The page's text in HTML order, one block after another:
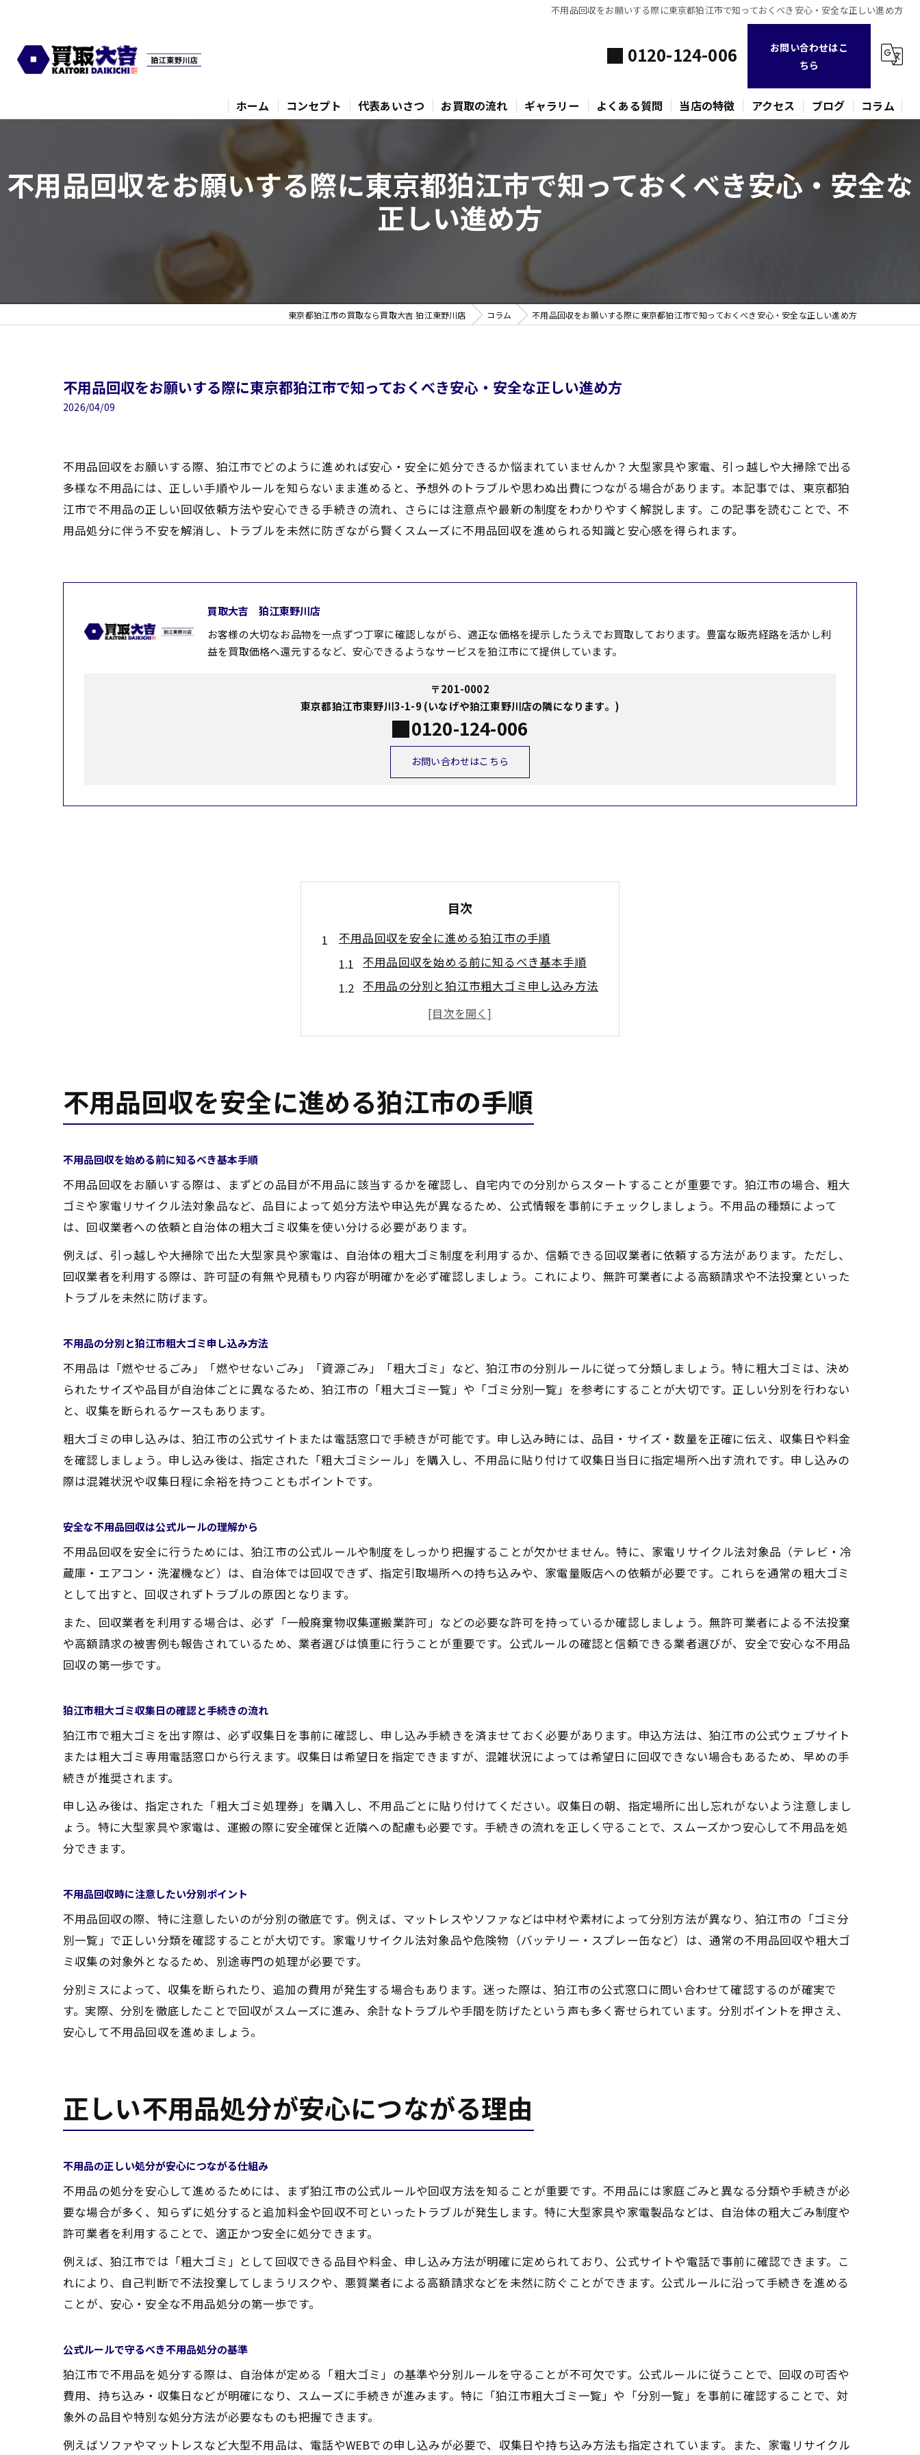
不用品回収をお願いする際に東京都狛江市で知っておくべき安心・安全な正しい進め方
0120-124-006
お問い合わせはこ
ちら
ホーム コンセプト 代表あいさつ お買取の流れ ギャラリー よくある質問 当店の特徴
時計
金貨
ネックレス
アクセス ブログ コラム
不用品回収をお願いする際に東京都狛江市で知っておくべき安心・安全な
正しい進め方
東京都狛江市の買取なら買取大吉 狛江東野川店 コラム 不用品回収をお願いする際に東京都狛江市で知っておくべき安心・安全な正しい進め方
不用品回収をお願いする際に東京都狛江市で知っておくべき安心・安全な正しい進め方
2026/04/09
不用品回収をお願いする際、狛江市でどのように進めれば安心・安全に処分できるか悩まれていませんか？大型家具や家電、引っ越しや大掃除で出る
多様な不用品には、正しい手順やルールを知らないまま進めると、予想外のトラブルや思わぬ出費につながる場合があります。本記事では、東京都狛
江市で不用品の正しい回収依頼方法や安心できる手続きの流れ、さらには注意点や最新の制度をわかりやすく解説します。この記事を読むことで、不
用品処分に伴う不安を解消し、トラブルを未然に防ぎながら賢くスムーズに不用品回収を進められる知識と安心感を得られます。
買取大吉 狛江東野川店
お客様の大切なお品物を一点ずつ丁寧に確認しながら、適正な価格を提示したうえでお買取しております。豊富な販売経路を活かし利
益を買取価格へ還元するなど、安心できるようなサービスを狛江市にて提供しています。
〒201-0002
東京都狛江市東野川3-1-9 (いなげや狛江東野川店の隣になります。)
0120-124-006
お問い合わせはこちら
目次
不用品回収を安全に進める狛江市の手順
不用品回収を始める前に知るべき基本手順
不用品の分別と狛江市粗大ゴミ申し込み方法
安全な不用品回収は公式ルールの理解から
狛江市粗大ゴミ収集日の確認と手続きの流れ
不用品の正しい処分が安心につながる仕組み
公式ルールで守るべき不用品処分の基準
不用品回収のトラブル回避と安心の条件
不用品は適正処分で環境と安全も守れる理由
不用品の申し込みから回収までの流れ解説
不用品回収の申し込みは狛江市公式が安心
不用品申し込み時に必要な情報と注意点
大型家具も安心の不用品回収ポイント紹介
大型家具の不用品回収で失敗しないコツ
不用品として大型家具を安全に運び出す方法
不用品回収で大型家具を出す際の注意点
狛江市でベッドやソファを処分する手順
狛江市ゴミ分別一覧の活用で不用品を正確に
公式ルールに沿った不用品申し込みの流れ
不用品回収でトラブルを避けるための工夫
公式と業者の不用品回収の違いとリスク
不用品回収を安全に進める狛江市の手順
不用品回収を始める前に知るべき基本手順
不用品回収をお願いする際は、まずどの品目が不用品に該当するかを確認し、自宅内での分別からスタートすることが重要です。狛江市の場合、粗大
ゴミや家電リサイクル法対象品など、品目によって処分方法や申込先が異なるため、公式情報を事前にチェックしましょう。不用品の種類によって
は、回収業者への依頼と自治体の粗大ゴミ収集を使い分ける必要があります。
例えば、引っ越しや大掃除で出た大型家具や家電は、自治体の粗大ゴミ制度を利用するか、信頼できる回収業者に依頼する方法があります。ただし、
回収業者を利用する際は、許可証の有無や見積もり内容が明確かを必ず確認しましょう。これにより、無許可業者による高額請求や不法投棄といった
トラブルを未然に防げます。
不用品の分別と狛江市粗大ゴミ申し込み方法
不用品は「燃やせるごみ」「燃やせないごみ」「資源ごみ」「粗大ゴミ」など、狛江市の分別ルールに従って分類しましょう。特に粗大ゴミは、決め
られたサイズや品目が自治体ごとに異なるため、狛江市の「粗大ゴミ一覧」や「ゴミ分別一覧」を参考にすることが大切です。正しい分別を行わない
と、収集を断られるケースもあります。
粗大ゴミの申し込みは、狛江市の公式サイトまたは電話窓口で手続きが可能です。申し込み時には、品目・サイズ・数量を正確に伝え、収集日や料金
を確認しましょう。申し込み後は、指定された「粗大ゴミシール」を購入し、不用品に貼り付けて収集日当日に指定場所へ出す流れです。申し込みの
際は混雑状況や収集日程に余裕を持つこともポイントです。
安全な不用品回収は公式ルールの理解から
不用品回収を安全に行うためには、狛江市の公式ルールや制度をしっかり把握することが欠かせません。特に、家電リサイクル法対象品（テレビ・冷
蔵庫・エアコン・洗濯機など）は、自治体では回収できず、指定引取場所への持ち込みや、家電量販店への依頼が必要です。これらを通常の粗大ゴミ
として出すと、回収されずトラブルの原因となります。
また、回収業者を利用する場合は、必ず「一般廃棄物収集運搬業許可」などの必要な許可を持っているか確認しましょう。無許可業者による不法投棄
や高額請求の被害例も報告されているため、業者選びは慎重に行うことが重要です。公式ルールの確認と信頼できる業者選びが、安全で安心な不用品
回収の第一歩です。
狛江市粗大ゴミ収集日の確認と手続きの流れ
狛江市で粗大ゴミを出す際は、必ず収集日を事前に確認し、申し込み手続きを済ませておく必要があります。申込方法は、狛江市の公式ウェブサイト
または粗大ゴミ専用電話窓口から行えます。収集日は希望日を指定できますが、混雑状況によっては希望日に回収できない場合もあるため、早めの手
続きが推奨されます。
申し込み後は、指定された「粗大ゴミ処理券」を購入し、不用品ごとに貼り付けてください。収集日の朝、指定場所に出し忘れがないよう注意しまし
ょう。特に大型家具や家電は、運搬の際に安全確保と近隣への配慮も必要です。手続きの流れを正しく守ることで、スムーズかつ安心して不用品を処
分できます。
不用品回収時に注意したい分別ポイント
不用品回収の際、特に注意したいのが分別の徹底です。例えば、マットレスやソファなどは中材や素材によって分別方法が異なり、狛江市の「ゴミ分
別一覧」で正しい分類を確認することが大切です。家電リサイクル法対象品や危険物（バッテリー・スプレー缶など）は、通常の不用品回収や粗大ゴ
ミ収集の対象外となるため、別途専門の処理が必要です。
分別ミスによって、収集を断られたり、追加の費用が発生する場合もあります。迷った際は、狛江市の公式窓口に問い合わせて確認するのが確実で
す。実際、分別を徹底したことで回収がスムーズに進み、余計なトラブルや手間を防げたという声も多く寄せられています。分別ポイントを押さえ、
安心して不用品回収を進めましょう。
正しい不用品処分が安心につながる理由
不用品の正しい処分が安心につながる仕組み
不用品の処分を安心して進めるためには、まず狛江市の公式ルールや回収方法を知ることが重要です。不用品には家庭ごみと異なる分類や手続きが必
要な場合が多く、知らずに処分すると追加料金や回収不可といったトラブルが発生します。特に大型家具や家電製品などは、自治体の粗大ごみ制度や
許可業者を利用することで、適正かつ安全に処分できます。
例えば、狛江市では「粗大ゴミ」として回収できる品目や料金、申し込み方法が明確に定められており、公式サイトや電話で事前に確認できます。こ
れにより、自己判断で不法投棄してしまうリスクや、悪質業者による高額請求などを未然に防ぐことができます。公式ルールに沿って手続きを進める
ことが、安心・安全な不用品処分の第一歩です。
公式ルールで守るべき不用品処分の基準
狛江市で不用品を処分する際は、自治体が定める「粗大ゴミ」の基準や分別ルールを守ることが不可欠です。公式ルールに従うことで、回収の可否や
費用、持ち込み・収集日などが明確になり、スムーズに手続きが進みます。特に「狛江市粗大ゴミ一覧」や「分別一覧」を事前に確認することで、対
象外の品目や特別な処分方法が必要なものも把握できます。
例えばソファやマットレスなど大型不用品は、電話やWEBでの申し込みが必要で、収集日や持ち込み方法も指定されています。また、家電リサイクル